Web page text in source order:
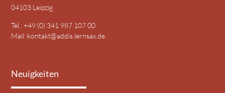
04103 Leipzig
Tel.: +49 (0) 341 987 107 00
Mail: kontakt@addis.lernsax.de
Neuigkeiten